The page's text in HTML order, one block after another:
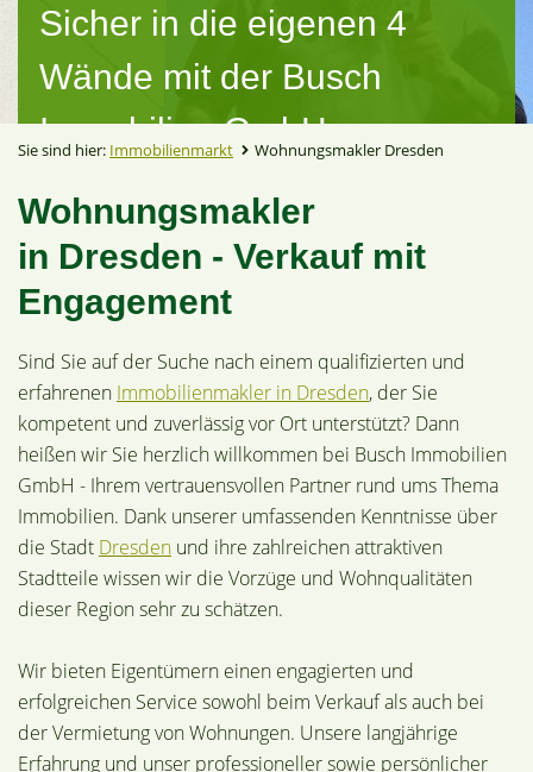
Sicher in die eigenen 4
Wände mit der Busch
Immobilien GmbH
Sie sind hier: Immobilienmarkt Wohnungsmakler Dresden
Wohnungsmakler
in Dresden - Verkauf mit
Engagement
Sind Sie auf der Suche nach einem qualifizierten und
erfahrenen Immobilienmakler in Dresden, der Sie
kompetent und zuverlässig vor Ort unterstützt? Dann
heißen wir Sie herzlich willkommen bei Busch Immobilien
GmbH - Ihrem vertrauensvollen Partner rund ums Thema
Immobilien. Dank unserer umfassenden Kenntnisse über
die Stadt Dresden und ihre zahlreichen attraktiven
Stadtteile wissen wir die Vorzüge und Wohnqualitäten
dieser Region sehr zu schätzen.
Wir bieten Eigentümern einen engagierten und
erfolgreichen Service sowohl beim Verkauf als auch bei
der Vermietung von Wohnungen. Unsere langjährige
Erfahrung und unser professioneller sowie persönlicher